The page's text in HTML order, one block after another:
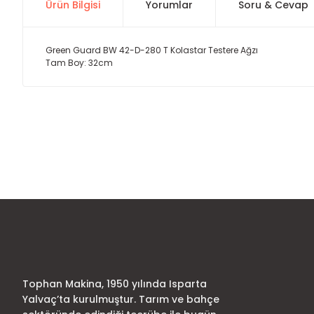
Ürün Bilgisi Yorumlar Soru & Cevap
Green Guard BW 42-D-280 T Kolastar Testere Ağzı
Tam Boy: 32cm
Ürün bilgilerinde hatalar bulunuyor.
Tophan Makina, 1950 yılında Isparta
Yalvaç’ta kurulmuştur. Tarım ve bahçe